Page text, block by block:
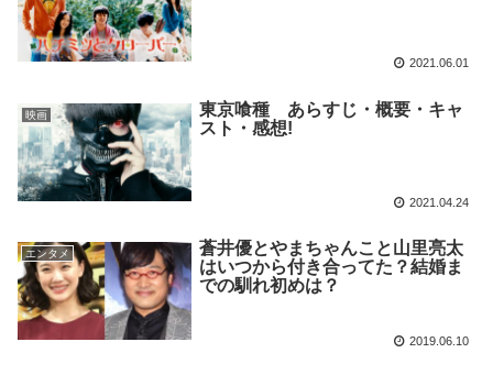
2021.06.01
映画
東京喰種 あらすじ・概要・キャ
スト・感想!
2021.04.24
エンタメ
蒼井優とやまちゃんこと山里亮太
はいつから付き合ってた？結婚ま
での馴れ初めは？
2019.06.10